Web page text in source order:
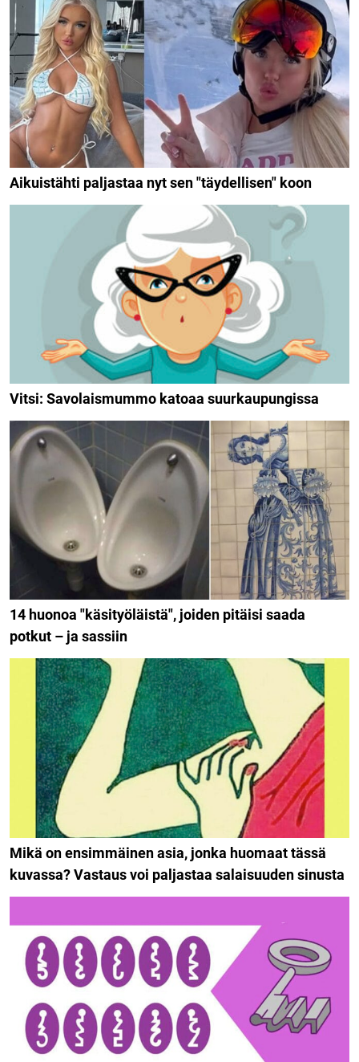
Aikuistähti paljastaa nyt sen "täydellisen" koon
Vitsi: Savolaismummo katoaa suurkaupungissa
14 huonoa "käsityöläistä", joiden pitäisi saada
potkut – ja sassiin
Mikä on ensimmäinen asia, jonka huomaat tässä
kuvassa? Vastaus voi paljastaa salaisuuden sinusta